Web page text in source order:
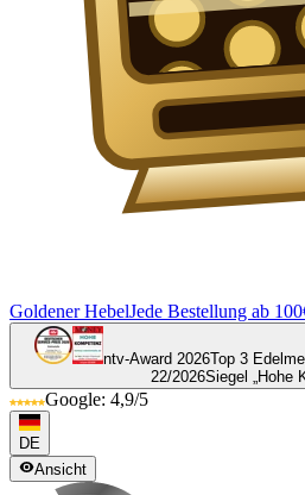
Goldener HebelJede Bestellung ab
ntv-Award 2026Top 3
22/2026Siegel „Hohe
Google: 4,9/5
DE
Ansicht